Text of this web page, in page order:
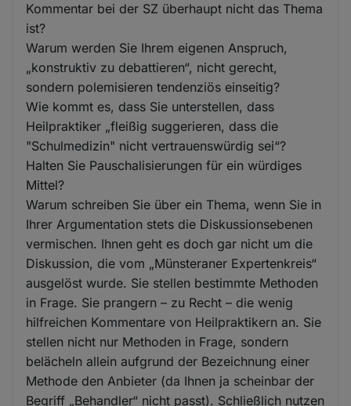
Kommentar bei der SZ überhaupt nicht das Thema
ist?
Warum werden Sie Ihrem eigenen Anspruch,
„konstruktiv zu debattieren“, nicht gerecht,
sondern polemisieren tendenziös einseitig?
Wie kommt es, dass Sie unterstellen, dass
Heilpraktiker „fleißig suggerieren, dass die
"Schulmedizin" nicht vertrauenswürdig sei“?
Halten Sie Pauschalisierungen für ein würdiges
Mittel?
Warum schreiben Sie über ein Thema, wenn Sie in
Ihrer Argumentation stets die Diskussionsebenen
vermischen. Ihnen geht es doch gar nicht um die
Diskussion, die vom „Münsteraner Expertenkreis“
ausgelöst wurde. Sie stellen bestimmte Methoden
in Frage. Sie prangern – zu Recht – die wenig
hilfreichen Kommentare von Heilpraktikern an. Sie
stellen nicht nur Methoden in Frage, sondern
belächeln allein aufgrund der Bezeichnung einer
Methode den Anbieter (da Ihnen ja scheinbar der
Begriff „Behandler“ nicht passt). Schließlich nutzen